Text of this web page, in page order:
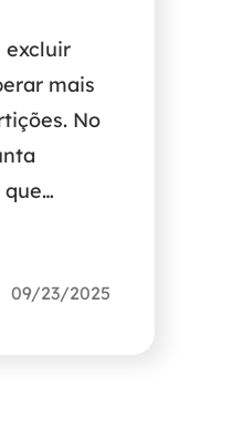
excluir
mais
No
artigo
09/23/2025